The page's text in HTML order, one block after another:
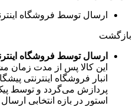
ارسال توسط فروشگاه
بازگشت
ارسال توسط فروشگاه
این کالا پس از مدت
انبار فروشگاه اینترنتی
پردازش می‌گردد و توسط
استور در بازه انتخابی